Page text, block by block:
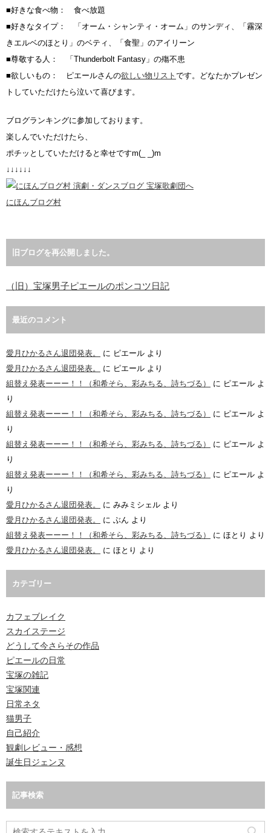
■好きな食べ物： 食べ放題
■好きなタイプ： 「オーム・シャンティ・オーム」のサンディ、「霧深
きエルベのほとり」のベティ、「食聖」のアイリーン
■尊敬する人： 「Thunderbolt Fantasy」の殤不患
■欲しいもの： ピエールさんの欲しい物リスト です。どなたかプレゼン
トしていただけたら泣いて喜びます。
ブログランキングに参加しております。
楽しんでいただけたら、
ポチッとしていただけると幸せですm(_ _)m
↓↓↓↓↓↓
にほんブログ村
旧ブログを再公開しました。
（旧）宝塚男子ピエールのポンコツ日記
最近のコメント
愛月ひかるさん退団発表。 に ピエール より
愛月ひかるさん退団発表。
に ピエール より
組替え発表ーーー！！（和希そら、彩みちる、詩ちづる）
に ピエール よ
り
組替え発表ーーー！！（和希そら、彩みちる、詩ちづる）
に ピエール よ
り
組替え発表ーーー！！（和希そら、彩みちる、詩ちづる）
に ピエール よ
り
組替え発表ーーー！！（和希そら、彩みちる、詩ちづる）
に ピエール よ
り
愛月ひかるさん退団発表。
に みみミシェル より
愛月ひかるさん退団発表。
に ぶん より
組替え発表ーーー！！（和希そら、彩みちる、詩ちづる）
に ほとり より
愛月ひかるさん退団発表。
に ほとり より
カテゴリー
カフェブレイク
スカイステージ
どうして今さらその作品
ピエールの日常
宝塚の雑記
宝塚関連
日常ネタ
猫男子
自己紹介
観劇レビュー・感想
誕生日ジェンヌ
記事検索